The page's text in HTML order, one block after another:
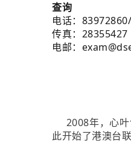
查询
电话：
传真：28355427
电邮：
2008年，心
此开始了港澳台